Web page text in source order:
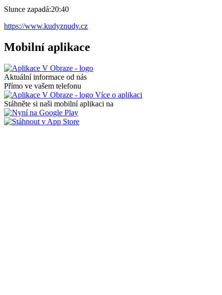
Slunce zapadá:20:40
https://www.kudyznudy.cz
Mobilní aplikace
Aktuální informace od nás
Přímo ve vašem telefonu
Více o aplikaci
Stáhněte si naši mobilní aplikaci na